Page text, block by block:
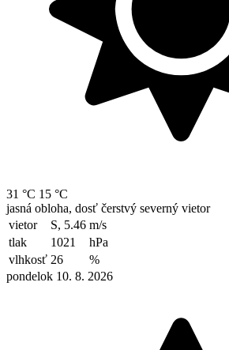
31 °C 15 °C
jasná obloha, dosť čerstvý severný vietor
vietor
S, 5.46 m/s
tlak
1021
hPa
vlhkosť 26
%
pondelok 10. 8. 2026